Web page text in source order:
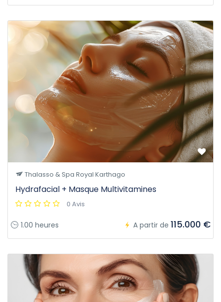
Thalasso & Spa Royal Karthago
Hydrafacial + Masque Multivitamines
0 Avis
1.00 heures A partir de 115.000 €